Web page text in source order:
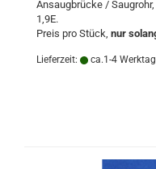
Ansaugbrücke /
1,9E.
Preis pro Stück, nur
Lieferzeit: ca.1-4